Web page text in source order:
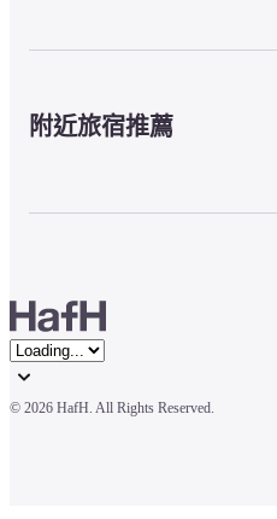
附近旅宿推薦
© 2026 HafH. All Rights Reserved.